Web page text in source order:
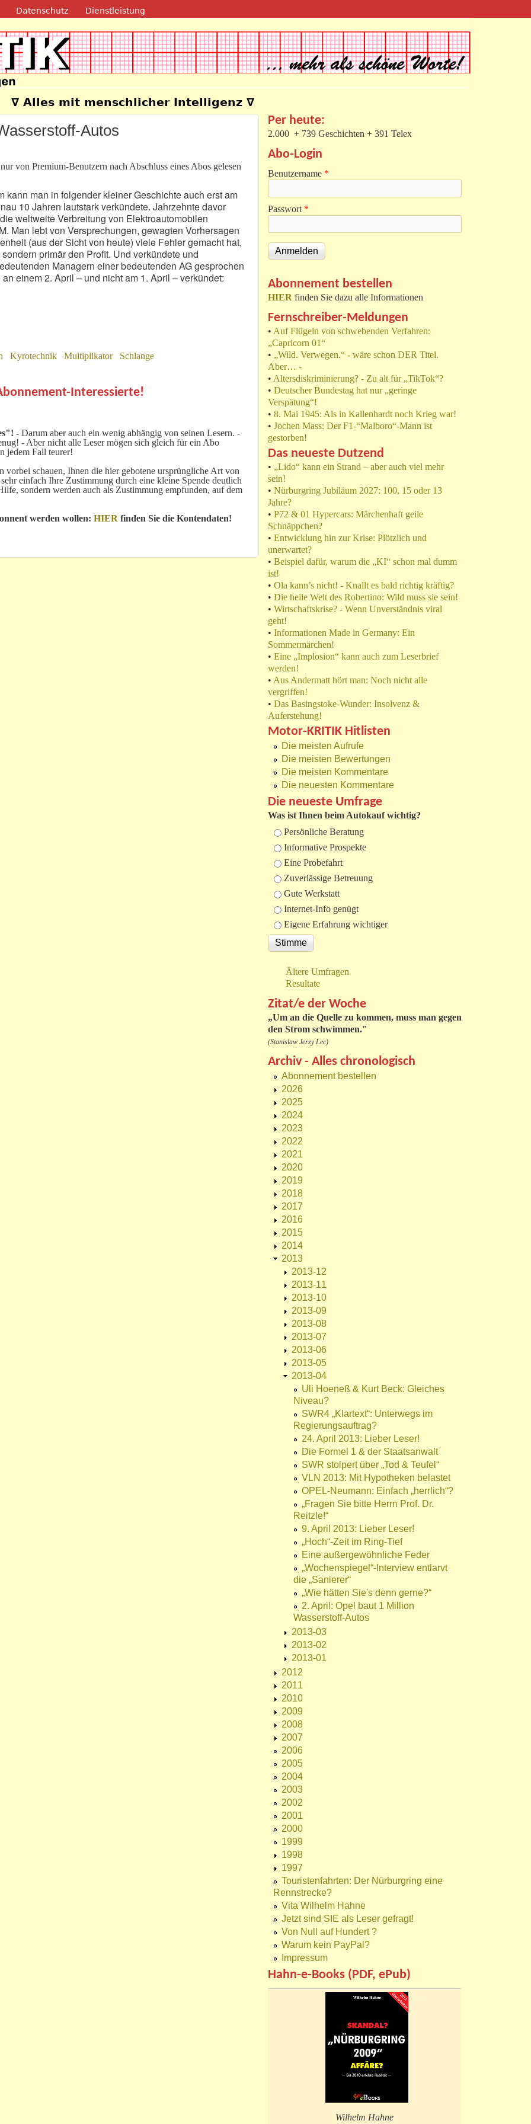
Direkt zum Inhalt
Datenschutz Dienstleistung
∇ Alles mit menschlicher Intelligenz ∇
Autos
von Premium-Benutzern nach Abschluss eines Abos gelesen
kann man in folgender kleiner Geschichte auch erst am
10 Jahren lautstark verkündete. Jahrzehnte davor
weltweite Verbreitung von Elektroautomobilen
Man lebt von Versprechungen, gewagten Vorhersagen
(aus der Sicht von heute) viele Fehler gemacht hat,
primär den Profit. Und verkündete und
Managern einer bedeutenden AG gesprochen
einem 2. April – und nicht am 1. April – verkündet:
Kyrotechnik Multiplikator
Schlange
Interessierte!
- Darum aber auch ein wenig abhängig von seinen Lesern. -
- Aber nicht alle Leser mögen sich gleich für ein Abo
jedem Fall teurer!
vorbei schauen, Ihnen die hier gebotene ursprüngliche Art von
einfach Ihre Zustimmung durch eine kleine Spende deutlich
sondern werden auch als Zustimmung empfunden, auf dem
werden wollen: HIER finden Sie die Kontendaten!
Per heute:
2.000 + 739 Geschichten + 391 Telex
Abo-Login
Benutzername *
Passwort *
Abonnement bestellen
HIER finden Sie dazu alle Informationen
Fernschreiber-Meldungen
• Auf Flügeln von schwebenden Verfahren:
„Capricorn 01“
• „Wild. Verwegen.“ - wäre schon DER Titel.
Aber… -
• Altersdiskriminierung? - Zu alt für „TikTok“?
• Deutscher Bundestag hat nur „geringe
Verspätung“!
• 8. Mai 1945: Als in Kallenhardt noch Krieg war!
• Jochen Mass: Der F1-“Malboro“-Mann ist
gestorben!
Das neueste Dutzend
• „Lido“ kann ein Strand – aber auch viel mehr
sein!
• Nürburgring Jubiläum 2027: 100, 15 oder 13
Jahre?
• P72 & 01 Hypercars: Märchenhaft geile
Schnäppchen?
• Entwicklung hin zur Krise: Plötzlich und
unerwartet?
• Beispiel dafür, warum die „KI“ schon mal dumm
ist!
• Ola kann’s nicht! - Knallt es bald richtig kräftig?
• Die heile Welt des Robertino: Wild muss sie sein!
• Wirtschaftskrise? - Wenn Unverständnis viral
geht!
• Informationen Made in Germany: Ein
Sommermärchen!
• Eine „Implosion“ kann auch zum Leserbrief
werden!
• Aus Andermatt hört man: Noch nicht alle
vergriffen!
• Das Basingstoke-Wunder: Insolvenz &
Auferstehung!
Motor-KRITIK Hitlisten
Die meisten Aufrufe
Die meisten Bewertungen
Die meisten Kommentare
Die neuesten Kommentare
Die neueste Umfrage
Was ist Ihnen beim Autokauf wichtig?
Auswahlmöglichkeiten
Persönliche Beratung
Informative Prospekte
Eine Probefahrt
Zuverlässige Betreuung
Gute Werkstatt
Internet-Info genügt
Eigene Erfahrung wichtiger
Ältere Umfragen
Resultate
Zitat/e der Woche
„Um an die Quelle zu kommen, muss man gegen
den Strom schwimmen."
(Stanislaw Jerzy Lec)
Archiv - Alles chronologisch
Abonnement bestellen
2026
2025
2024
2023
2022
2021
2020
2019
2018
2017
2016
2015
2014
2013
2013-12
2013-11
2013-10
2013-09
2013-08
2013-07
2013-06
2013-05
2013-04
Uli Hoeneß & Kurt Beck: Gleiches
Niveau?
SWR4 „Klartext“: Unterwegs im
Regierungsauftrag?
24. April 2013: Lieber Leser!
Die Formel 1 & der Staatsanwalt
SWR stolpert über „Tod & Teufel“
VLN 2013: Mit Hypotheken belastet
OPEL-Neumann: Einfach „herrlich“?
„Fragen Sie bitte Herrn Prof. Dr.
Reitzle!“
9. April 2013: Lieber Leser!
„Hoch“-Zeit im Ring-Tief
Eine außergewöhnliche Feder
„Wochenspiegel“-Interview entlarvt
die „Sanierer“
„Wie hätten Sie's denn gerne?“
2. April: Opel baut 1 Million
Wasserstoff-Autos
2013-03
2013-02
2013-01
2012
2011
2010
2009
2008
2007
2006
2005
2004
2003
2002
2001
2000
1999
1998
1997
Touristenfahrten: Der Nürburgring eine
Rennstrecke?
Vita Wilhelm Hahne
Jetzt sind SIE als Leser gefragt!
Von Null auf Hundert ?
Warum kein PayPal?
Impressum
Hahn-e-Books (PDF, ePub)
Wilhelm Hahne